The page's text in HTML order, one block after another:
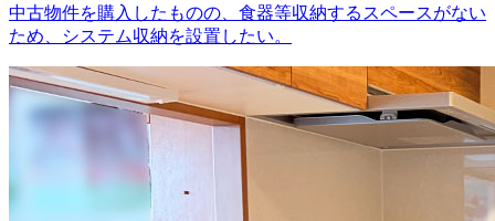
中古物件を購入したものの、食器等収納するスペースがない
ため、システム収納を設置したい。